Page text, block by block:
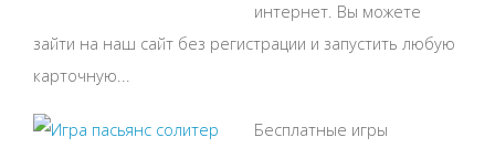
интернет. Вы можете
зайти на наш сайт без регистрации и запустить любую
карточную...
Бесплатные игры